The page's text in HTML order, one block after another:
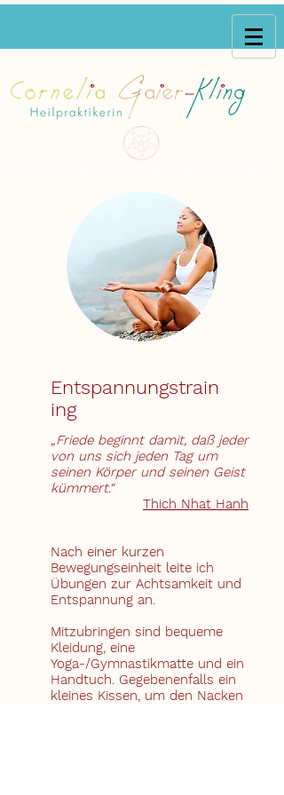
Entspannungstrain
ing
„Friede beginnt damit, daß jeder
von uns sich jeden Tag um
seinen Körper und seinen Geist
kümmert.“
Thich Nhat Hanh
Nach einer kurzen
Bewegungseinheit leite ich
Übungen zur Achtsamkeit und
Entspannung an.
Mitzubringen sind bequeme
Kleidung, eine
Yoga-/Gymnastikmatte und ein
Handtuch. Gegebenenfalls ein
kleines Kissen, um den Nacken